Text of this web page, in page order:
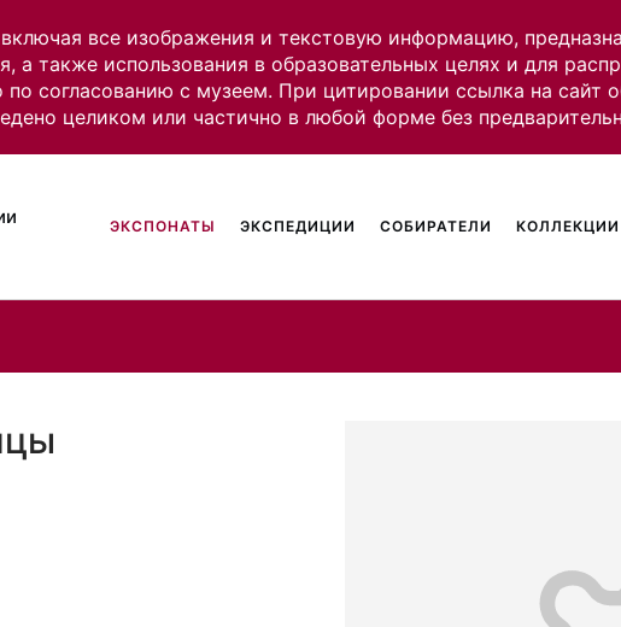
все изображения и текстовую информацию,
а также использования в образовательных целях и для
по согласованию с музеем. При цитировании ссылка на сайт
целиком или частично в любой форме без
ЭКСПОНАТЫ ЭКСПЕДИЦИИ СОБИРАТЕЛИ КОЛЛЕКЦИИ